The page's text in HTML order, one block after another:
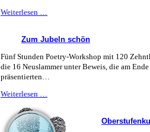
Weiterlesen …
Zum Jubeln schön
Fünf Stunden Poetry-Workshop mit 120
die 16 Neuslammer unter Beweis, die am
präsentierten…
Weiterlesen …
schön